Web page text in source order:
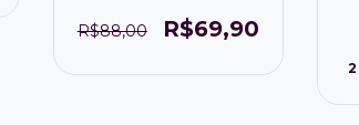
R$88,00
R$69,90
2